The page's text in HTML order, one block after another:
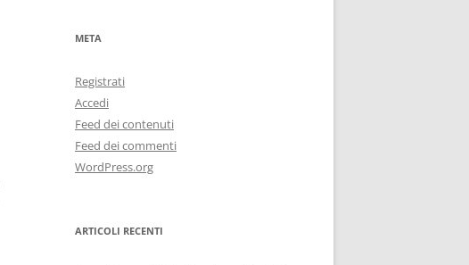
META
Registrati
Accedi
Feed dei contenuti
Feed dei commenti
WordPress.org
ARTICOLI RECENTI